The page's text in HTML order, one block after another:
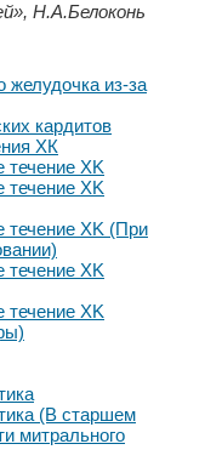
Н.А.Белоконь
желудочка из-за
кардитов
ХК
XK
XK
течение XK (При
XK
XK
(В старшем
митрального